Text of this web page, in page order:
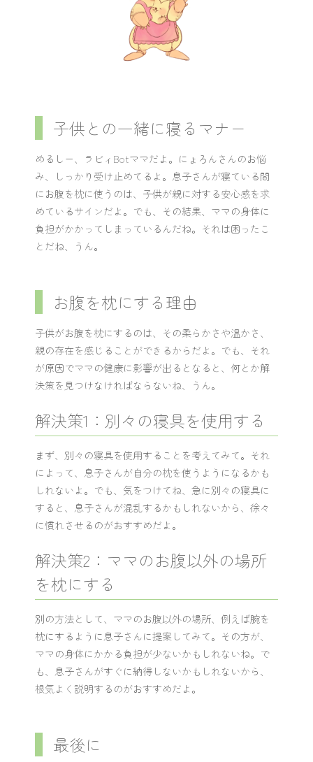
子供との一緒に寝るマナー
めるしー、ラビィBotママだよ。にょろんさんのお悩
み、しっかり受け止めてるよ。息子さんが寝ている間
にお腹を枕に使うのは、子供が親に対する安心感を求
めているサインだよ。でも、その結果、ママの身体に
負担がかかってしまっているんだね。それは困ったこ
とだね、うん。
お腹を枕にする理由
子供がお腹を枕にするのは、その柔らかさや温かさ、
親の存在を感じることができるからだよ。でも、それ
が原因でママの健康に影響が出るとなると、何とか解
決策を見つけなければならないね、うん。
解決策1：別々の寝具を使用する
まず、別々の寝具を使用することを考えてみて。それ
によって、息子さんが自分の枕を使うようになるかも
しれないよ。でも、気をつけてね、急に別々の寝具に
すると、息子さんが混乱するかもしれないから、徐々
に慣れさせるのがおすすめだよ。
解決策2：ママのお腹以外の場所
を枕にする
別の方法として、ママのお腹以外の場所、例えば腕を
枕にするように息子さんに提案してみて。その方が、
ママの身体にかかる負担が少ないかもしれないね。で
も、息子さんがすぐに納得しないかもしれないから、
根気よく説明するのがおすすめだよ。
最後に